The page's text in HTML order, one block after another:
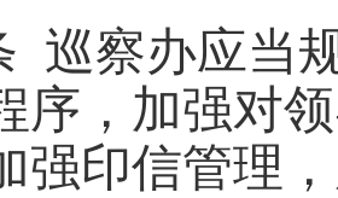
巡察办应当
序，加强对
强印信管理